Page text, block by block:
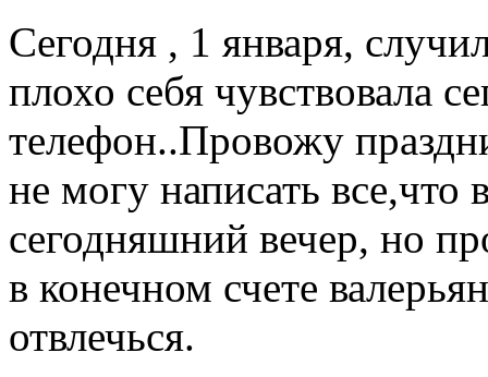
Сегодня , 1 января,
плохо себя чувствовала
телефон..Провожу
не могу написать все,что
сегодняшний вечер, но
в конечном счете
отвлечься.